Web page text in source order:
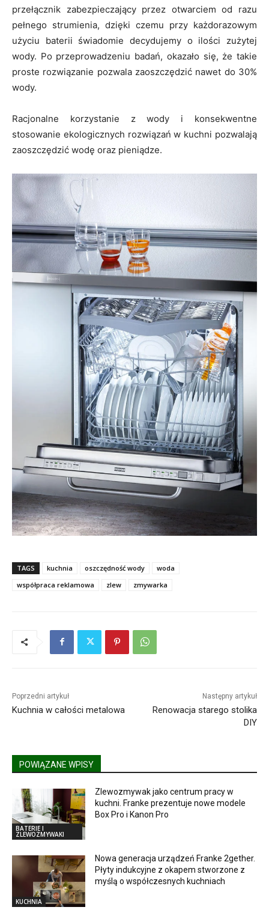
przełącznik zabezpieczający przez otwarciem od razu
pełnego strumienia, dzięki czemu przy każdorazowym
użyciu baterii świadomie decydujemy o ilości zużytej
wody. Po przeprowadzeniu badań, okazało się, że takie
proste rozwiązanie pozwala zaoszczędzić nawet do 30%
wody.
Racjonalne korzystanie z wody i konsekwentne
stosowanie ekologicznych rozwiązań w kuchni pozwalają
zaoszczędzić wodę oraz pieniądze.
TAGS kuchnia oszczędność wody
woda
współpraca reklamowa
zlew zmywarka
Poprzedni artykuł
Kuchnia w całości metalowa
Następny artykuł
Renowacja starego stolika
DIY
POWIĄZANE WPISY
BATERIE I
ZLEWOZMYWAKI
Zlewozmywak jako centrum pracy w
kuchni. Franke prezentuje nowe modele
Box Pro i Kanon Pro
KUCHNIA
Nowa generacja urządzeń Franke 2gether.
Płyty indukcyjne z okapem stworzone z
myślą o współczesnych kuchniach